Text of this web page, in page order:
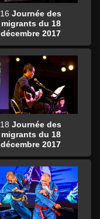
16 Journée des
migrants du 18
décembre 2017
18 Journée des
migrants du 18
décembre 2017